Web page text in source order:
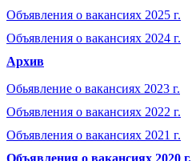
Объявления о вакансиях 2025 г.
Объявления о вакансиях 2024 г.
Архив
Обьявление о вакансиях 2023 г.
Объявления о вакансиях 2022 г.
Объявления о вакансиях 2021 г.
Объявления о вакансиях 2020 г.